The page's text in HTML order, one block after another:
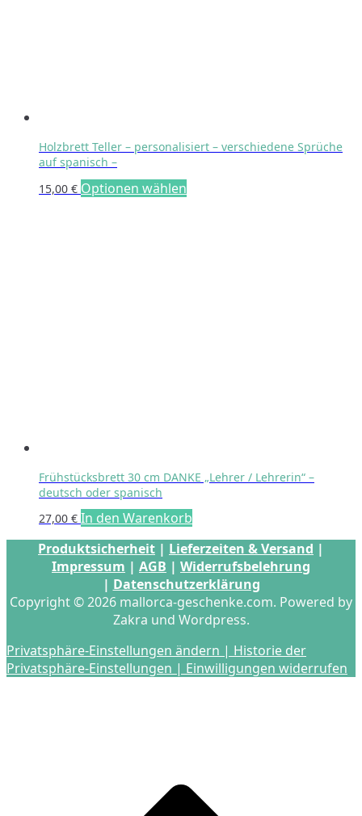
Holzbrett Teller – personalisiert – verschiedene Sprüche
auf spanisch –
15,00 € Optionen wählen
Frühstücksbrett 30 cm DANKE „Lehrer / Lehrerin“ –
deutsch oder spanisch
27,00 € In den Warenkorb
Produktsicherheit | Lieferzeiten & Versand |
Impressum | AGB | Widerrufsbelehrung
| Datenschutzerklärung
Copyright © 2026 mallorca-geschenke.com. Powered by
Zakra und Wordpress.
Privatsphäre-Einstellungen ändern | Historie der
Privatsphäre-Einstellungen | Einwilligungen widerrufen